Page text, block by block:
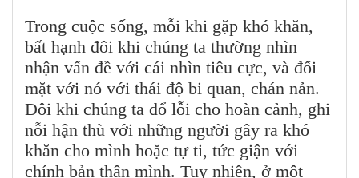
Trong cuộc sống, mỗi khi gặp khó khăn,
bất hạnh đôi khi chúng ta thường nhìn
nhận vấn đề với cái nhìn tiêu cực, và đối
mặt với nó với thái độ bi quan, chán nản.
Đôi khi chúng ta đổ lỗi cho hoàn cảnh, ghi
nỗi hận thù với những người gây ra khó
khăn cho mình hoặc tự ti, tức giận với
chính bản thân mình. Tuy nhiên, ở một